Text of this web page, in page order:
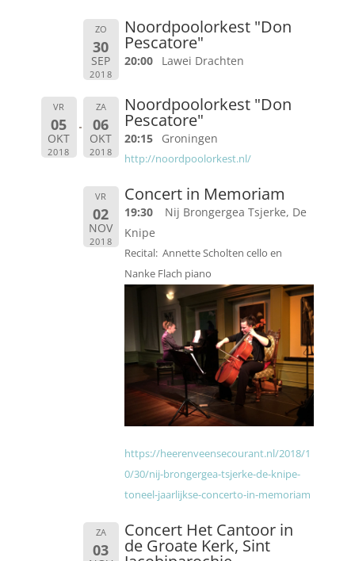
ZO
30
SEP
2018
Noordpoolorkest "Don
Pescatore"
20:00 Lawei Drachten
VR
05
OKT
2018
ZA
06
OKT
2018
Noordpoolorkest "Don
Pescatore"
20:15 Groningen
http://noordpoolorkest.nl/
VR
02
NOV
2018
Concert in Memoriam
19:30
Nij Brongergea Tsjerke, De
Knipe
Recital: Annette Scholten cello en
Nanke Flach piano
https://heerenveensecourant.nl/2018/1
0/30/nij-brongergea-tsjerke-de-knipe-
toneel-jaarlijkse-concerto-in-memoriam
ZA
03
Concert Het Cantoor in
de Groate Kerk, Sint